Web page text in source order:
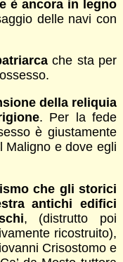
è ancora in legno
delle navi con
che sta per
della reliquia
. Per la fede
è giustamente
Maligno e dove egli
che gli storici
antichi edifici
, (distrutto poi
ricostruito),
Crisostomo e